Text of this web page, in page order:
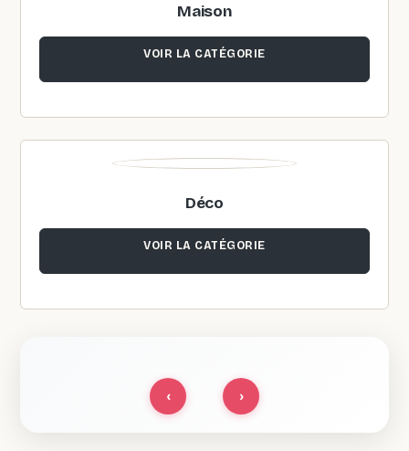
Maison
VOIR LA CATÉGORIE
Déco
VOIR LA CATÉGORIE
‹ ›